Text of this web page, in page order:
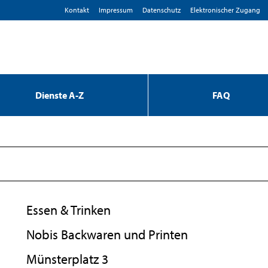
Kontakt Impressum D­atenschutz Elektronischer Zugang
Dienste A-Z FAQ
Essen & Trinken
Nobis Backwaren und Printen
Münsterplatz 3